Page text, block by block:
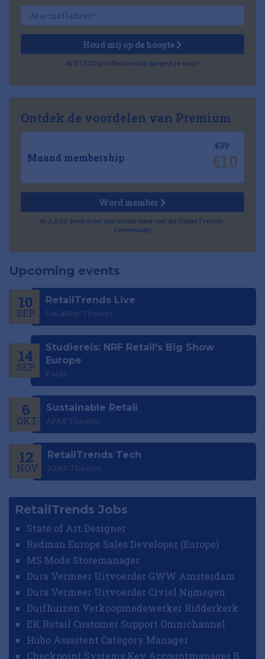
Houd mij op de hoogte
Al 57.500 professionals gingen je voor!
Ontdek de voordelen van Premium
Maand membership
€39
€10
Word member
Al 2.500 bedrijven zijn onderdeel van de RetailTrends-
community
Upcoming events
10
SEP
RetailTrends Live
DeLaMar Theater
14
SEP
Studiereis: NRF Retail's Big Show
Europe
Parijs
6
OKT
Sustainable Retail
AFAS Theater
12
NOV
RetailTrends Tech
AFAS Theater
RetailTrends Jobs
State of Art Designer
Redman Europe Sales Developer (Europe)
MS Mode Storemanager
Dura Vermeer Uitvoerder GWW Amsterdam
Dura Vermeer Uitvoerder Civiel Nijmegen
Duifhuizen Verkoopmedewerker Ridderkerk
EK Retail Customer Support Omnichannel
Hubo Assistent Category Manager